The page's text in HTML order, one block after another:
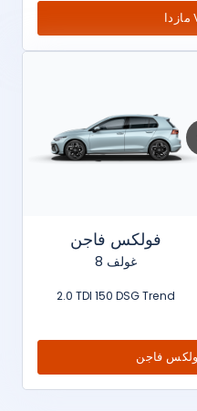
فولكس فاجن
غولف 8
2.0 TDI 150 DSG Trend